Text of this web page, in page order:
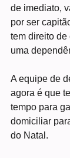
de imediato,
por ser
tem direito de
uma
A equipe de
agora é que
tempo para
domiciliar
do Natal.